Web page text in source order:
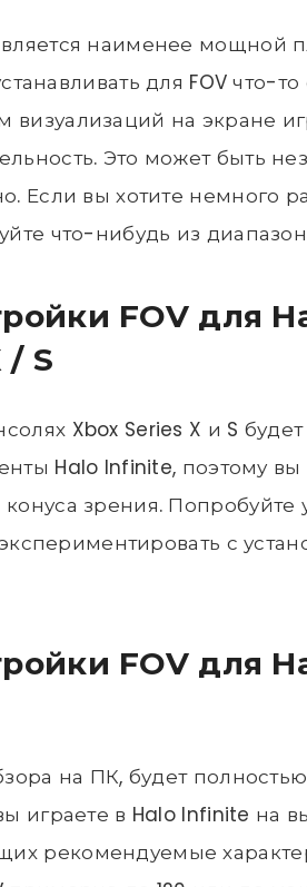
наименее мощной
для FOV что-
визуализаций на экране
Это может быть
Если вы хотите немного
что-нибудь из
FOV для
/ S
Xbox Series X и S будет
Halo Infinite, поэтому
зрения. Попробуйте
с
FOV для
на ПК, будет
играете в Halo Infinite на
рекомендуемые